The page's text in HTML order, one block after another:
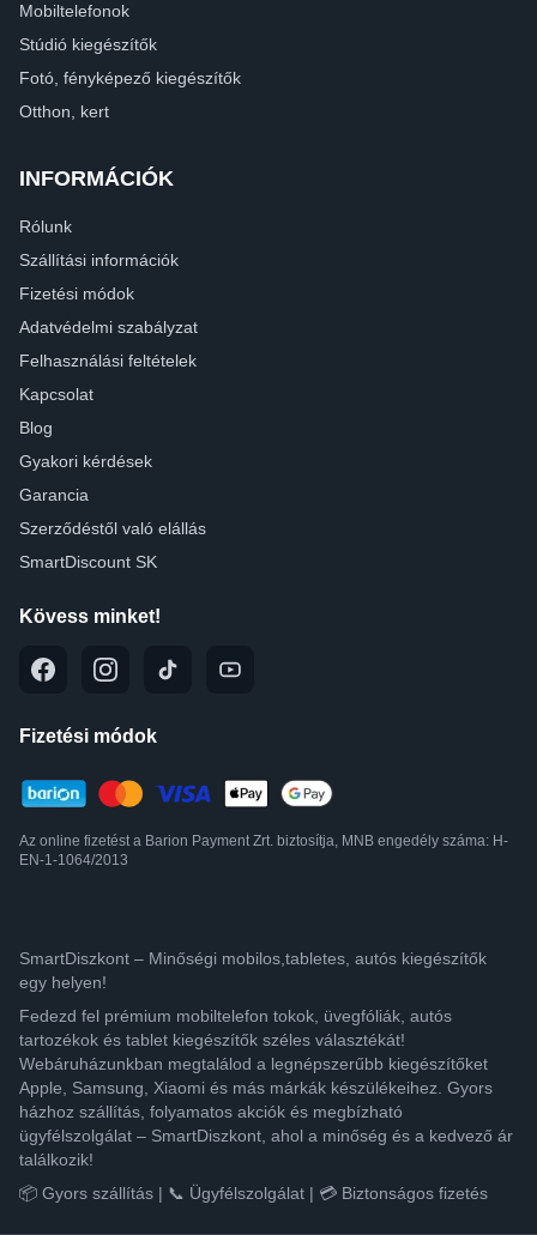
Mobiltelefonok
Stúdió kiegészítők
Fotó, fényképező kiegészítők
Otthon, kert
INFORMÁCIÓK
Rólunk
Szállítási információk
Fizetési módok
Adatvédelmi szabályzat
Felhasználási feltételek
Kapcsolat
Blog
Gyakori kérdések
Garancia
Szerződéstől való elállás
SmartDiscount SK
Kövess minket!
Fizetési módok
Az online fizetést a Barion Payment Zrt. biztosítja, MNB engedély száma: H-
EN-1-1064/2013
SmartDiszkont – Minőségi mobilos,tabletes, autós kiegészítők
egy helyen!
Fedezd fel prémium mobiltelefon tokok, üvegfóliák, autós
tartozékok és tablet kiegészítők széles választékát!
Webáruházunkban megtalálod a legnépszerűbb kiegészítőket
Apple, Samsung, Xiaomi és más márkák készülékeihez. Gyors
házhoz szállítás, folyamatos akciók és megbízható
ügyfélszolgálat – SmartDiszkont, ahol a minőség és a kedvező ár
találkozik!
📦 Gyors szállítás | 📞 Ügyfélszolgálat | 💳 Biztonságos fizetés